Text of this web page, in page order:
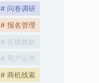
# 问卷调研
# 报名管理
# 在线收款
# 用户运营
# 商机线索